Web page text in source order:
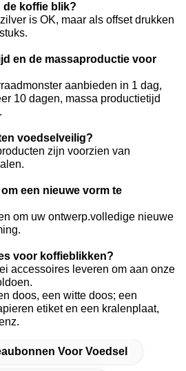
de koffie blik?
is OK, maar als offset drukken
en de massaproductie voor
aanbieden in 1 dag,
10 dagen, massa productietijd
voedselveilig?
zijn voorzien van
een nieuwe vorm te
om uw ontwerp.volledige nieuwe
voor koffieblikken?
accessoires leveren om aan onze
doos, een witte doos; een
etiket en een kralenplaat,
Voor Voedsel